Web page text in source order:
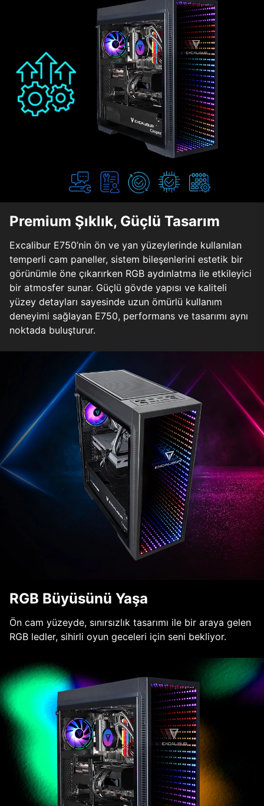
Premium Şıklık, Güçlü Tasarım
Excalibur E750’nin ön ve yan yüzeylerinde kullanılan
temperli cam paneller, sistem bileşenlerini estetik bir
görünümle öne çıkarırken RGB aydınlatma ile etkileyici
bir atmosfer sunar. Güçlü gövde yapısı ve kaliteli
yüzey detayları sayesinde uzun ömürlü kullanım
deneyimi sağlayan E750, performans ve tasarımı aynı
noktada buluşturur.
RGB Büyüsünü Yaşa
Ön cam yüzeyde, sınırsızlık tasarımı ile bir araya gelen
RGB ledler, sihirli oyun geceleri için seni bekliyor.